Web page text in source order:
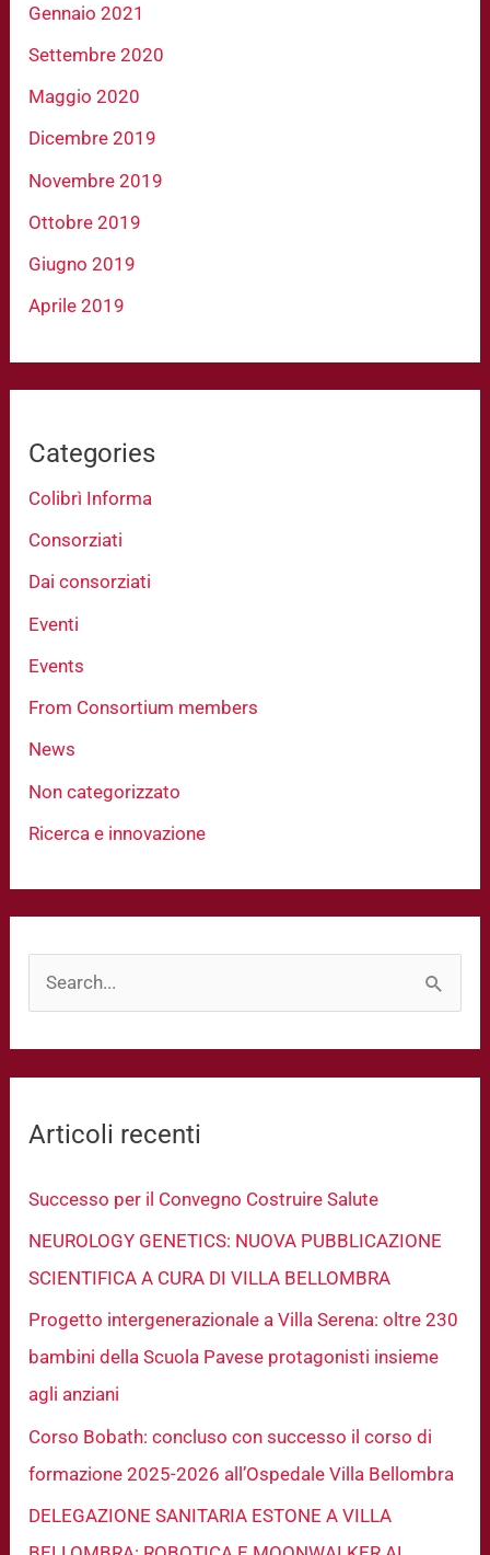
Gennaio 2021
Settembre 2020
Maggio 2020
Dicembre 2019
Novembre 2019
Ottobre 2019
Giugno 2019
Aprile 2019
Categories
Colibrì Informa
Consorziati
Dai consorziati
Eventi
Events
From Consortium members
News
Non categorizzato
Ricerca e innovazione
a
Articoli recenti
Successo per il Convegno Costruire Salute
NEUROLOGY GENETICS: NUOVA PUBBLICAZIONE
SCIENTIFICA A CURA DI VILLA BELLOMBRA
Progetto intergenerazionale a Villa Serena: oltre 230
bambini della Scuola Pavese protagonisti insieme
agli anziani
Corso Bobath: concluso con successo il corso di
formazione 2025-2026 all’Ospedale Villa Bellombra
DELEGAZIONE SANITARIA ESTONE A VILLA